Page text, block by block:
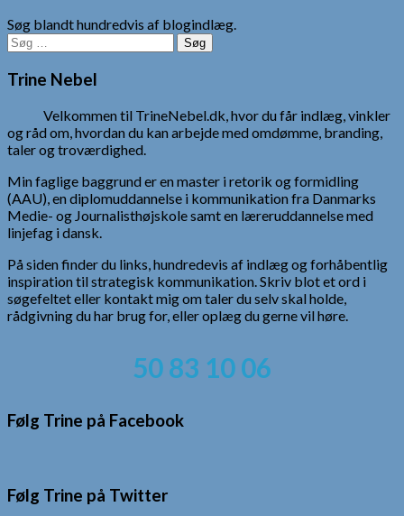
Søg blandt hundredvis af blogindlæg.
Søg
efter:
Trine Nebel
Velkommen til TrineNebel.dk, hvor du får indlæg, vinkler
og råd om, hvordan du kan arbejde med omdømme, branding,
taler og troværdighed.
Min faglige baggrund er en master i retorik og formidling
(AAU), en diplomuddannelse i kommunikation fra Danmarks
Medie- og Journalisthøjskole samt en læreruddannelse med
linjefag i dansk.
På siden finder du links, hundredevis af indlæg og forhåbentlig
inspiration til strategisk kommunikation. Skriv blot et ord i
søgefeltet eller kontakt mig om taler du selv skal holde,
rådgivning du har brug for, eller oplæg du gerne vil høre.
50 83 10 06
Følg Trine på Facebook
Følg Trine på Twitter